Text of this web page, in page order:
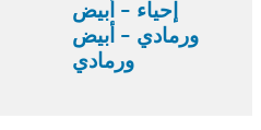
إحياء - أبيض
ورمادي - أبيض
ورمادي